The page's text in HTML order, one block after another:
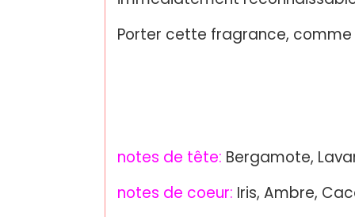
Porter cette fragrance,
notes de tête: Bergamote,
notes de coeur: Iris, Ambre,